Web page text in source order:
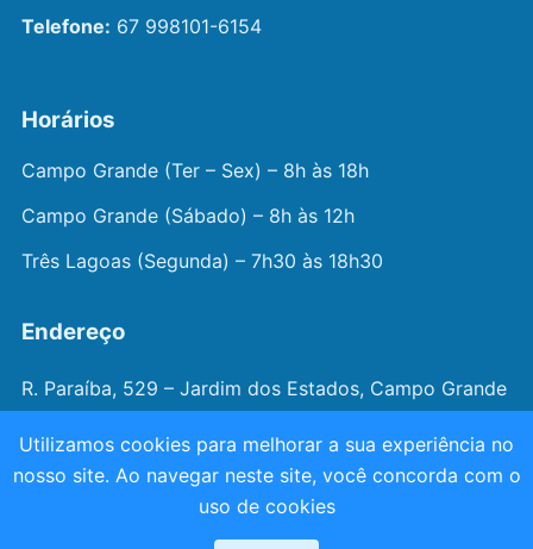
Telefone: 67 998101-6154
Horários
Campo Grande (Ter – Sex) – 8h às 18h
Campo Grande (Sábado) – 8h às 12h
Três Lagoas (Segunda) – 7h30 às 18h30
Endereço
R. Paraíba, 529 – Jardim dos Estados, Campo Grande
– MS
© 2026 — Dr. João Juveniz . Todos os direitos
Utilizamos cookies para melhorar a sua experiência no
nosso site. Ao navegar neste site, você concorda com o
uso de cookies